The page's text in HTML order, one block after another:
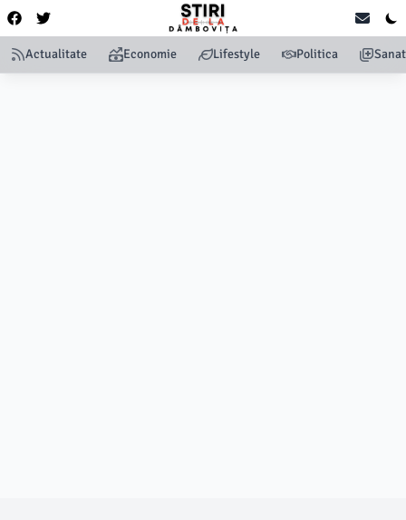
Actualitate Economie Lifestyle Politica